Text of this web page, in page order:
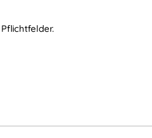
die ausgewählten